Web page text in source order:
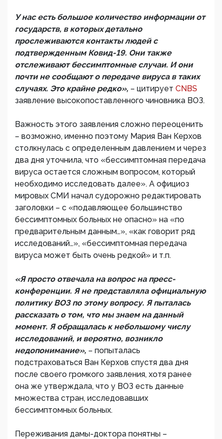
У нас есть большое количество информации от
государств, в которых детально
прослеживаются контакты людей с
подтвержденным Ковид-19. Они также
отслеживают бессимптомные случаи. И они
почти не сообщают о передаче вируса в таких
случаях. Это крайне редко», – цитирует CNBS
заявление высокопоставленного чиновника ВОЗ.
Важность этого заявления сложно переоценить
– возможно, именно поэтому Мария Ван Керхов
столкнулась с определенным давлением и через
два дня уточнила, что «бессимптомная передача
вируса остается сложным вопросом, который
необходимо исследовать далее». А официоз
мировых СМИ начал судорожно редактировать
заголовки – с «подавляющее большинство
бессимптомных больных не опасно» на «по
предварительным данным…», «как говорит ряд
исследований…», «бессимптомная передача
вируса может быть очень редкой» и т.п.
«Я просто отвечала на вопрос на пресс-
конференции. Я не представляла официальную
политику ВОЗ по этому вопросу. Я пыталась
рассказать о том, что мы знаем на данный
момент. Я обращалась к небольшому числу
исследований, и вероятно, возникло
недопонимание», – попыталась
подстраховаться Ван Керхов спустя два дня
после своего громкого заявления, хотя ранее
она же утверждала, что у ВОЗ есть данные
множества стран, исследовавших
бессимптомных больных.
Переживания дамы-доктора понятны –